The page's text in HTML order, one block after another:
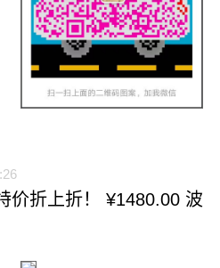
价折上折！ ¥1480.00 波